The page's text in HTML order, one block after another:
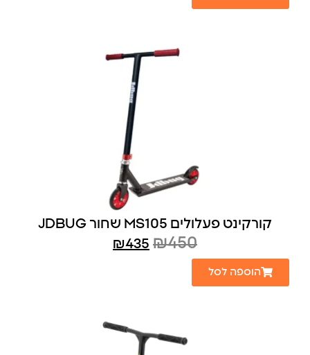
קורקינט פעלולים MS105 שחור JDBUG
₪450
₪435
הוספה לסל